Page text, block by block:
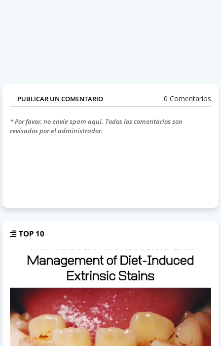
PUBLICAR UN COMENTARIO 0 Comentarios
* Por favor, no envíe spam aquí. Todos los comentarios son
revisados por el administrador.
TOP 10